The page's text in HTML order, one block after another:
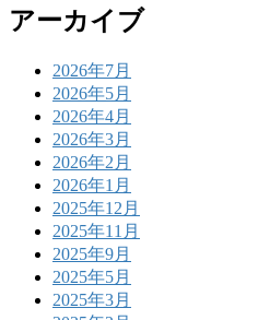
アーカイブ
2026年7月
2026年5月
2026年4月
2026年3月
2026年2月
2026年1月
2025年12月
2025年11月
2025年9月
2025年5月
2025年3月